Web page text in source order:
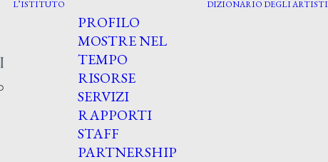
L’ISTITUTO
PROFILO
MOSTRE NEL
TEMPO
RISORSE
SERVIZI
RAPPORTI
STAFF
PARTNERSHIP
DIZIONARIO DEGLI ARTISTI